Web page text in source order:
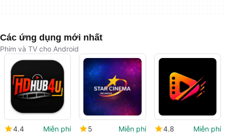
Các ứng dụng mới nhất
Phim và TV cho Android
4.4
Miễn phí
5
Miễn phí
4.8
Miễn phí